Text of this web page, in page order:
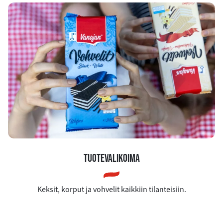
TUOTEVALIKOIMA
Keksit, korput ja vohvelit kaikkiin tilanteisiin.